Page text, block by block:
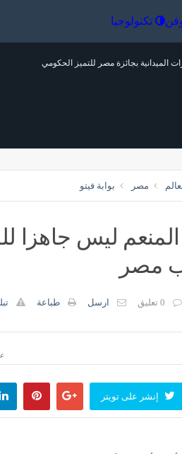
صحة
الميدانية بجائزة مصر للتميز الحكومي
الخاصة وتدريب الأطباء
تجوال على سكان مساكن عين شمس والأهالي:
عسكرية موسعة على مواقع الحوثيين (فيديو)
مصر بوابة فيتو
المنعم ليس
مصر
0 تعليق ارسل طباعة
إنشر على تويتر